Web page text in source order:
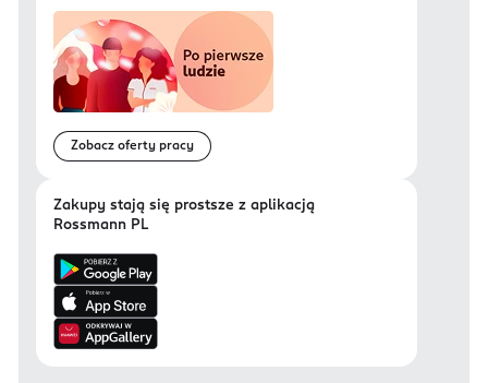
Zobacz oferty pracy
Zakupy stają się prostsze z aplikacją
Rossmann PL